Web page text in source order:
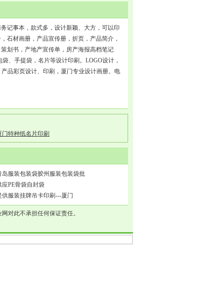
记事本，款式多，设计新颖、大方，可以印
石材画册，产品宣传册，折页，产品简介，
划书，产地产宣传单，房产海报高档笔记
、手提袋，名片等设计印刷。LOGO设计，
品彩页设计、印刷，厦门专业设计画册。电
门特种纸名片印刷
岛服装包装袋胶州服装包装袋批
应PE骨袋自封袋
供服装挂牌吊卡印刷---厦门
对此不承担任何保证责任。